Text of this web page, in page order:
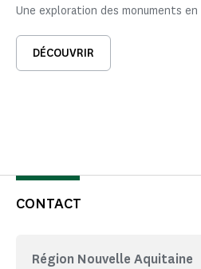
Une exploration des monuments
DÉCOUVRIR
CONTACT
Région Nouvelle Aquitaine